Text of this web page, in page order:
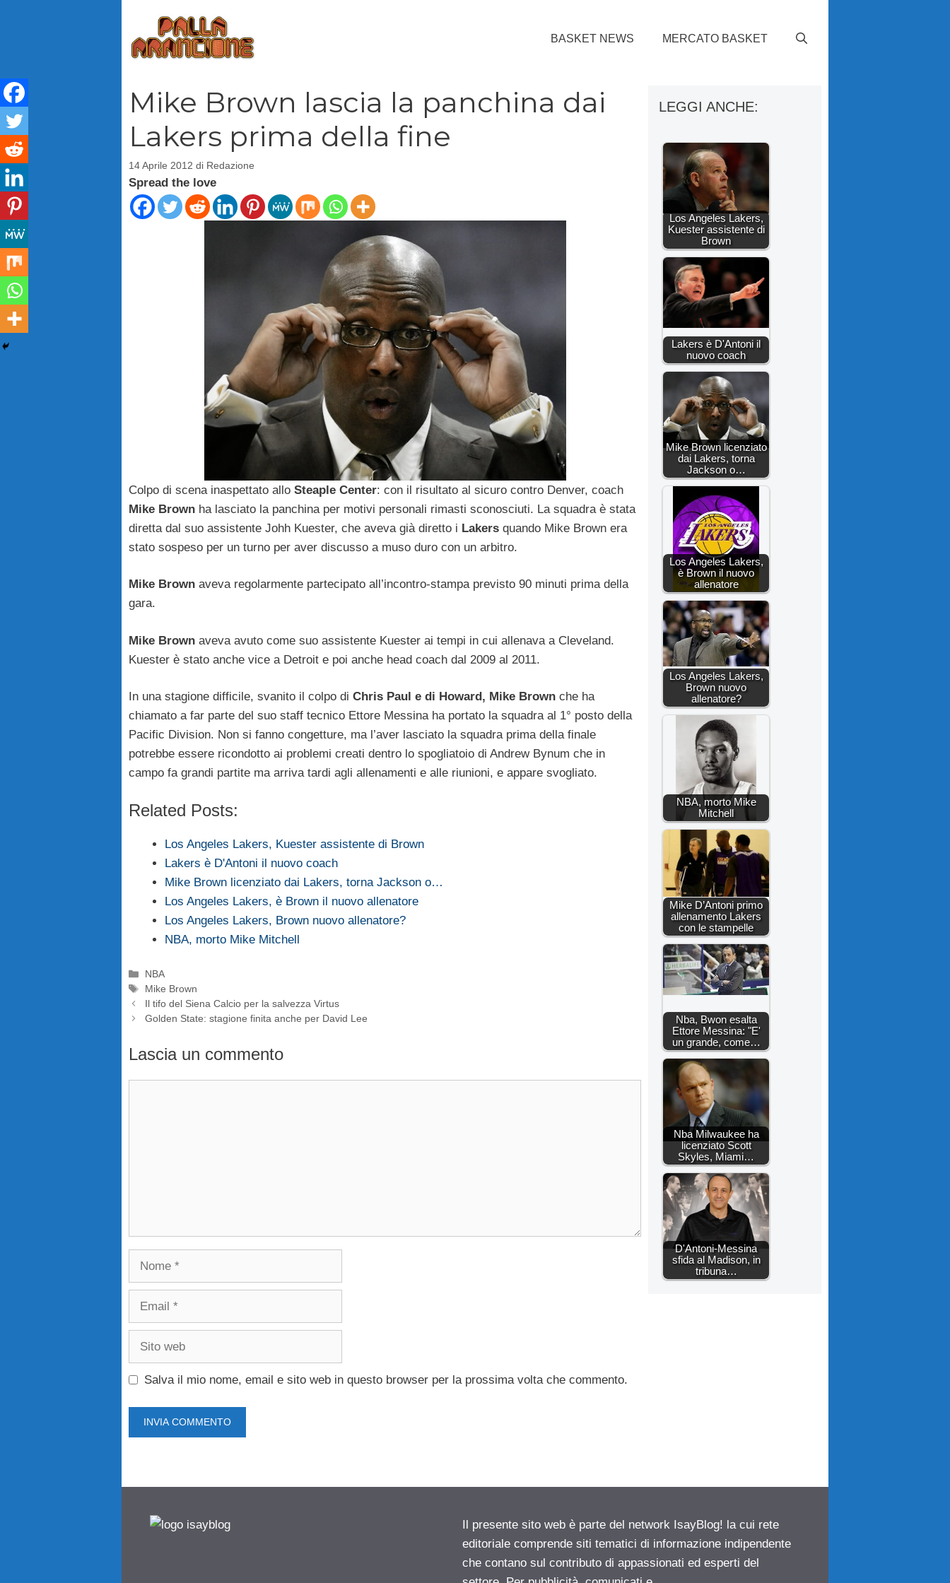
BASKET NEWS MERCATO BASKET
Mike Brown lascia la panchina dai
Lakers prima della fine
14 Aprile 2012 di Redazione
Spread the love
Colpo di scena inaspettato allo Steaple Center: con il risultato al sicuro contro Denver, coach
Mike Brown ha lasciato la panchina per motivi personali rimasti sconosciuti. La squadra è stata
diretta dal suo assistente Johh Kuester, che aveva già diretto i Lakers quando Mike Brown era
stato sospeso per un turno per aver discusso a muso duro con un arbitro.
Mike Brown aveva regolarmente partecipato all’incontro-stampa previsto 90 minuti prima della
gara.
Mike Brown aveva avuto come suo assistente Kuester ai tempi in cui allenava a Cleveland.
Kuester è stato anche vice a Detroit e poi anche head coach dal 2009 al 2011.
In una stagione difficile, svanito il colpo di Chris Paul e di Howard, Mike Brown che ha
chiamato a far parte del suo staff tecnico Ettore Messina ha portato la squadra al 1° posto della
Pacific Division. Non si fanno congetture, ma l’aver lasciato la squadra prima della finale
potrebbe essere ricondotto ai problemi creati dentro lo spogliatoio di Andrew Bynum che in
campo fa grandi partite ma arriva tardi agli allenamenti e alle riunioni, e appare svogliato.
Related Posts:
Los Angeles Lakers, Kuester assistente di Brown
Lakers è D'Antoni il nuovo coach
Mike Brown licenziato dai Lakers, torna Jackson o…
Los Angeles Lakers, è Brown il nuovo allenatore
Los Angeles Lakers, Brown nuovo allenatore?
NBA, morto Mike Mitchell
Categorie
NBA
Tag
Mike Brown
Il tifo del Siena Calcio per la salvezza Virtus
Golden State: stagione finita anche per David Lee
Lascia un commento
Nome
Email
Sito
Salva il mio nome, email e sito web in questo browser per la prossima volta che commento.
LEGGI ANCHE:
Los Angeles Lakers,
Kuester assistente di
Brown
Lakers è D'Antoni il
nuovo coach
Mike Brown licenziato
dai Lakers, torna
Jackson o…
Los Angeles Lakers,
è Brown il nuovo
allenatore
Los Angeles Lakers,
Brown nuovo
allenatore?
NBA, morto Mike
Mitchell
Mike D’Antoni primo
allenamento Lakers
con le stampelle
Nba, Bwon esalta
Ettore Messina: "E'
un grande, come…
Nba Milwaukee ha
licenziato Scott
Skyles, Miami…
D'Antoni-Messina
sfida al Madison, in
tribuna…
Il presente sito web è parte del network IsayBlog! la cui rete
editoriale comprende siti tematici di informazione indipendente
che contano sul contributo di appassionati ed esperti del